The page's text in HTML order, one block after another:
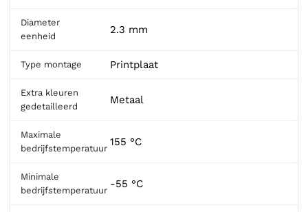
Diameter
eenheid
2.3 mm
Type montage Printplaat
Extra kleuren
gedetailleerd
Metaal
Maximale
bedrijfstemperatuur
155 °C
Minimale
bedrijfstemperatuur
-55 °C